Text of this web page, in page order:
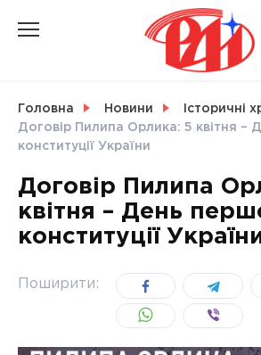
СВІТ
УКРАЇНА
Головна Новини
Історичні
Договір Пилипа Орлика: 5 квітня –
конституції України
Договір Пилипа
квітня – День
конституції
Поширити: